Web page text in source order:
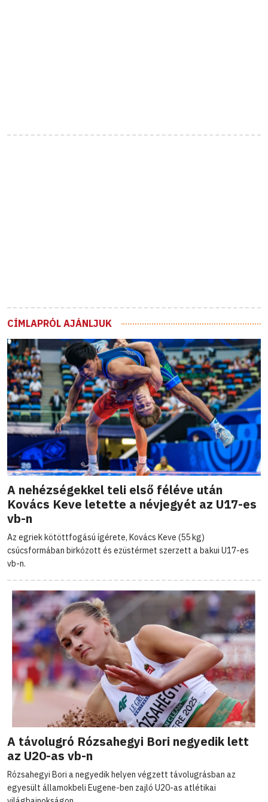
CÍMLAPRÓL AJÁNLJUK
A nehézségekkel teli első féléve után
Kovács Keve letette a névjegyét az U17-es
vb-n
Az egriek kötöttfogású ígérete, Kovács Keve (55 kg)
csúcsformában birkózott és ezüstérmet szerzett a bakui U17-es
vb-n.
A távolugró Rózsahegyi Bori negyedik lett
az U20-as vb-n
Rózsahegyi Bori a negyedik helyen végzett távolugrásban az
egyesült államokbeli Eugene-ben zajló U20-as atlétikai